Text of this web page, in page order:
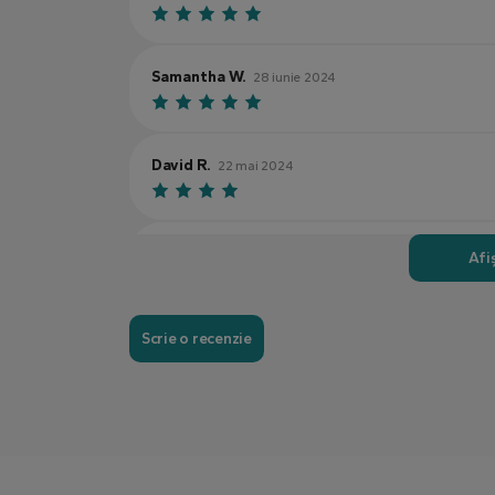
Samantha W. 28 iunie 2024
David R. 22 mai 2024
Andrew S. 3 septembrie 2024
Scrie o recenzie